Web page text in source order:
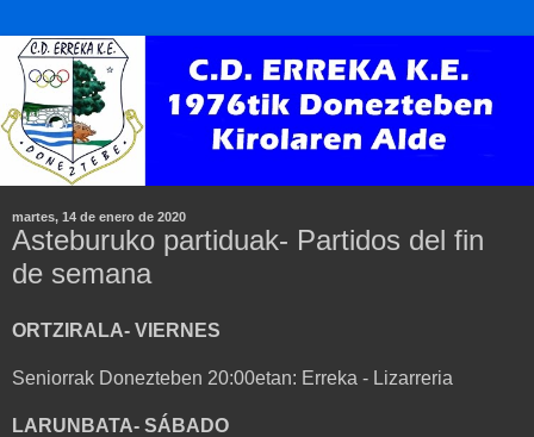
martes, 14 de enero de 2020
Asteburuko partiduak- Partidos del fin
de semana
ORTZIRALA- VIERNES
Seniorrak Donezteben 20:00etan: Erreka - Lizarreria
LARUNBATA- SÁBADO